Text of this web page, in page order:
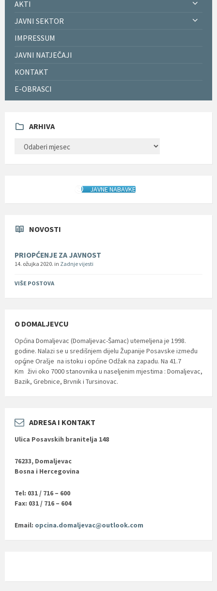
AKTI
JAVNI SEKTOR
IMPRESSUM
JAVNI NATJEČAJI
KONTAKT
E-OBRASCI
ARHIVA
JAVNE NABAVKE
NOVOSTI
PRIOPĆENJE ZA JAVNOST
14. ožujka 2020. in Zadnje vijesti
VIŠE POSTOVA
O DOMALJEVCU
Općina Domaljevac (Domaljevac-Šamac) utemeljena je 1998.
godine. Nalazi se u središnjem dijelu Županije Posavske između
općine Orašje na istoku i općine Odžak na zapadu. Na 41.7
Km
2
živi oko 7000 stanovnika u naseljenim mjestima : Domaljevac,
Bazik, Grebnice, Brvnik i Tursinovac.
ADRESA I KONTAKT
Ulica Posavskih branitelja 148
76233, Domaljevac
Bosna i Hercegovina
Tel: 031 / 716 – 600
Fax: 031 / 716 – 604
Email: opcina.domaljevac@outlook.com